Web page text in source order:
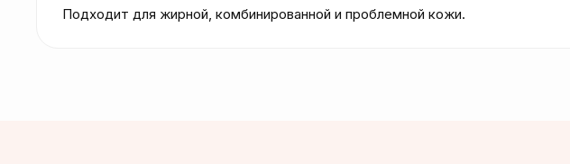
Подходит для жирной, комбинированной и проблемной кожи.